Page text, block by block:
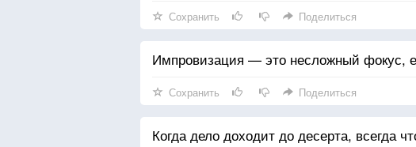
Сохранить Поделиться
Импровизация — это несложный фокус,
Сохранить Поделиться
Когда дело доходит до десерта, всегда